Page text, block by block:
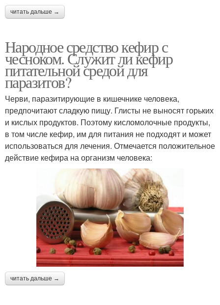
читать дальше →
Народное средство кефир с
чесноком. Служит ли кефир
питательной средой для
паразитов?
Черви, паразитирующие в кишечнике человека,
предпочитают сладкую пищу. Глисты не выносят горьких
и кислых продуктов. Поэтому кисломолочные продукты,
в том числе кефир, им для питания не подходят и может
использоваться для лечения. Отмечается положительное
действие кефира на организм человека:
читать дальше →